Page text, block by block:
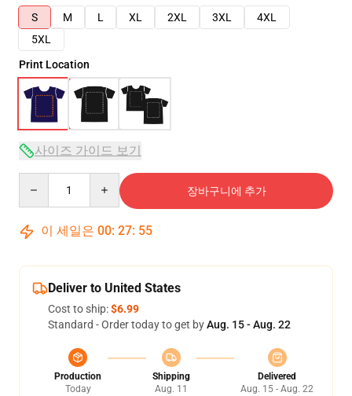
S
M L XL 2XL 3XL
4XL
5XL
Print Location
사이즈 가이드 보기
장바구니에 추가
이 세일은 00: 27: 54
Deliver to United States
Cost to ship:$6.99
Standard - Order today to get byAug. 15 - Aug. 22
Production
Today
Shipping
Aug. 11
Delivered
Aug. 15 - Aug. 22